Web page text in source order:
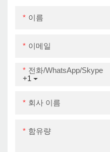
이름
이메일
+1
전화/WhatsApp/Skype
회사 이름
함유량